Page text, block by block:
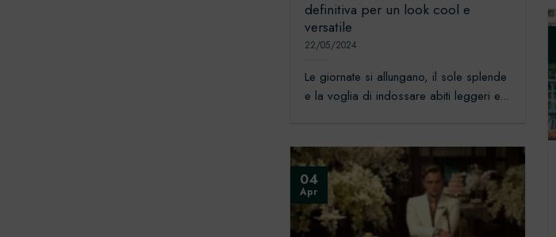
definitiva per un look cool e
versatile
22/05/2024
Le giornate si allungano, il sole splende
e la voglia di indossare abiti leggeri e...
04
Apr